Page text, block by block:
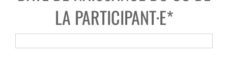
LA PARTICIPANT·E*